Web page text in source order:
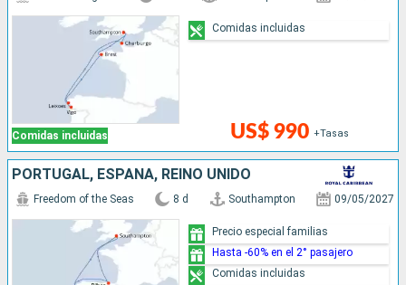
Comidas incluidas US$ 990 +Tasas
Comidas incluidas
PORTUGAL, ESPAÑA, REINO UNIDO
Freedom of the Seas 8 d Southampton 09/05/2027
Precio especial familias
Hasta -60% en el 2° pasajero
Comidas incluidas